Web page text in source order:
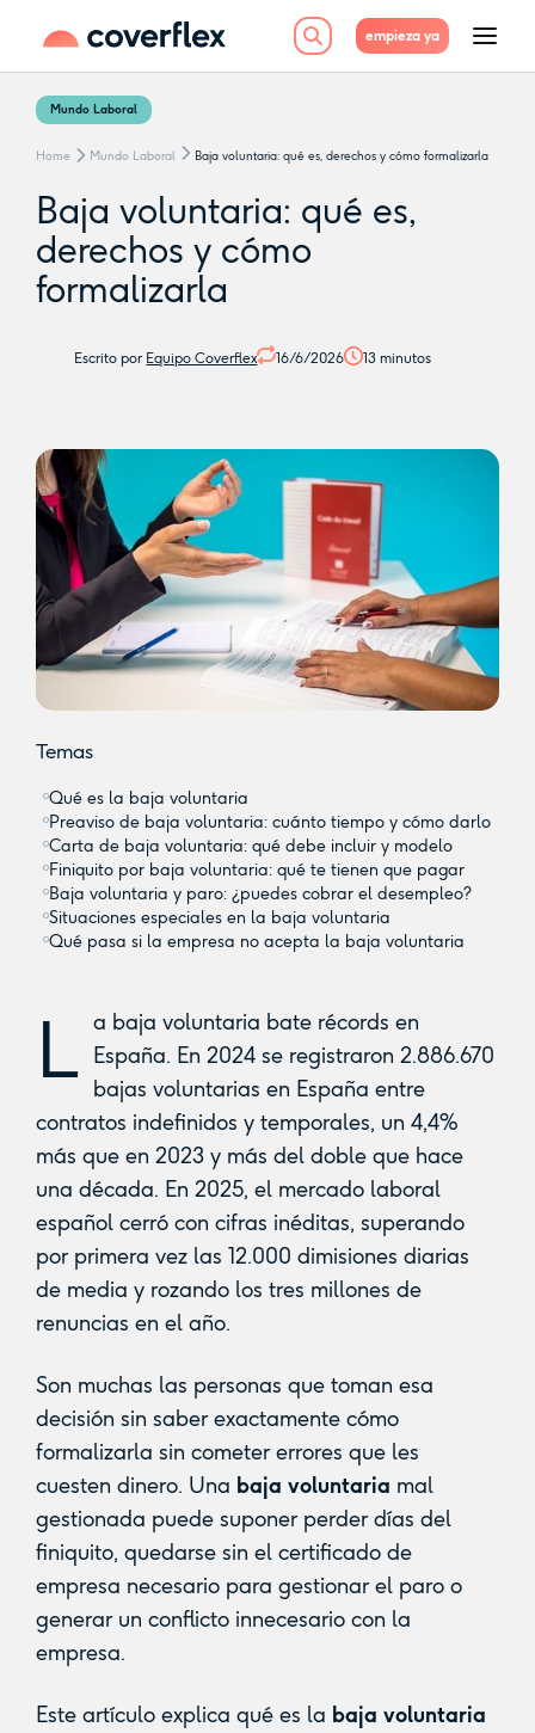
empieza ya
Mundo Laboral
Home Mundo Laboral Baja voluntaria: qué es, derechos y cómo formalizarla
Baja voluntaria: qué es,
derechos y cómo
formalizarla
Escrito por Equipo Coverflex 16/6/2026 13 minutos
Temas
Qué es la baja voluntaria
Preaviso de baja voluntaria: cuánto tiempo y cómo darlo
Carta de baja voluntaria: qué debe incluir y modelo
Finiquito por baja voluntaria: qué te tienen que pagar
Baja voluntaria y paro: ¿puedes cobrar el desempleo?
Situaciones especiales en la baja voluntaria
Qué pasa si la empresa no acepta la baja voluntaria
L a baja voluntaria bate récords en
España. En 2024 se registraron 2.886.670
bajas voluntarias en España entre
contratos indefinidos y temporales, un 4,4%
más que en 2023 y más del doble que hace
una década. En 2025, el mercado laboral
español cerró con cifras inéditas, superando
por primera vez las 12.000 dimisiones diarias
de media y rozando los tres millones de
renuncias en el año.
Son muchas las personas que toman esa
decisión sin saber exactamente cómo
formalizarla sin cometer errores que les
cuesten dinero. Una baja voluntaria mal
gestionada puede suponer perder días del
finiquito, quedarse sin el certificado de
empresa necesario para gestionar el paro o
generar un conflicto innecesario con la
empresa.
Este artículo explica qué es la baja voluntaria